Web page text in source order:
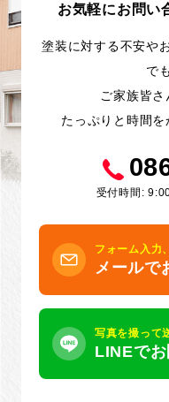
お気軽にお問い
塗装に対する不安や
で
ご家族皆さ
たっぷりと時間を
受付時間:
フォーム入力
メールで
写真を撮って
LINEで